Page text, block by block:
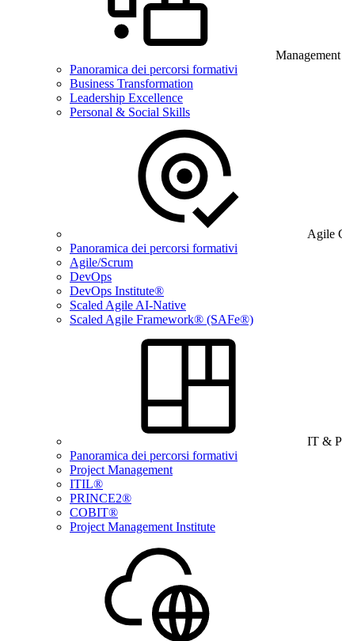
Panoramica dei percorsi formativi
Business Transformation
Leadership Excellence
Personal & Social Skills
Agile
Panoramica dei percorsi formativi
Agile/Scrum
DevOps
DevOps Institute®
Scaled Agile AI-Native
Scaled Agile Framework® (SAFe®)
IT &
Panoramica dei percorsi formativi
Project Management
ITIL®
PRINCE2®
COBIT®
Project Management Institute